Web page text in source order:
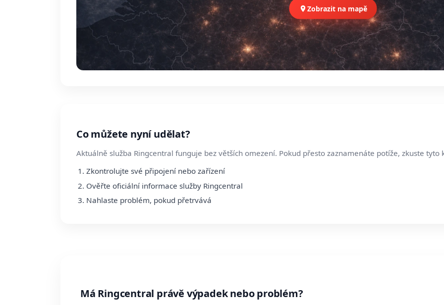
Zobrazit na mapě
Co můžete nyní udělat?
Aktuálně služba Ringcentral funguje bez větších omezení. Pokud přesto zaznamenáte potíže, zkuste tyto
Zkontrolujte své připojení nebo zařízení
Ověřte oficiální informace služby Ringcentral
Nahlaste problém, pokud přetrvává
Má Ringcentral právě výpadek nebo problém?